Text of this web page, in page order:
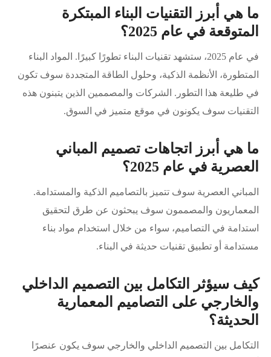
ما هي أبرز التقنيات البناء المبتكرة
المتوقعة في عام 2025؟
في عام 2025، ستشهد تقنيات البناء تطورًا كبيرًا. المواد البناء
المتطورة، الأنظمة الذكية، وحلول الطاقة المتجددة سوف تكون
في طليعة هذا التطور. الشركات والمصممين الذين يتبنون هذه
التقنيات سوف يكونون في موقع متميز في السوق.
ما هي أبرز اتجاهات تصميم المباني
العصرية في عام 2025؟
المباني العصرية سوف تتميز بالتصاميم الذكية والمستدامة.
المعماريون والمصممون سوف يبحثون عن طرق لتحقيق
استدامة في التصاميم، سواء من خلال استخدام مواد بناء
مستدامة أو تطبيق تقنيات حديثة في البناء.
كيف سيؤثر التكامل بين التصميم الداخلي
والخارجي على التصاميم المعمارية
الحديثة؟
التكامل بين التصميم الداخلي والخارجي سوف يكون عنصرًا